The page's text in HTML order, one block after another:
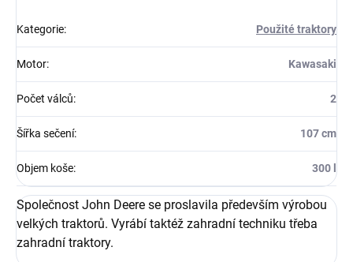
Kategorie: Použité traktory
Motor: Kawasaki
Počet válců: 2
Šířka sečení: 107 cm
Objem koše: 300 l
Společnost John Deere se proslavila především výrobou
velkých traktorů. Vyrábí taktéž zahradní techniku třeba
zahradní traktory.